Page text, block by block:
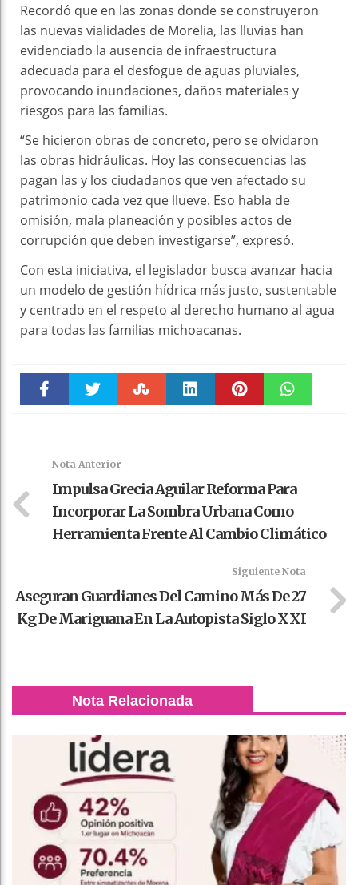
Recordó que en las zonas donde se construyeron
las nuevas vialidades de Morelia, las lluvias han
evidenciado la ausencia de infraestructura
adecuada para el desfogue de aguas pluviales,
provocando inundaciones, daños materiales y
riesgos para las familias.
“Se hicieron obras de concreto, pero se olvidaron
las obras hidráulicas. Hoy las consecuencias las
pagan las y los ciudadanos que ven afectado su
patrimonio cada vez que llueve. Eso habla de
omisión, mala planeación y posibles actos de
corrupción que deben investigarse”, expresó.
Con esta iniciativa, el legislador busca avanzar hacia
un modelo de gestión hídrica más justo, sustentable
y centrado en el respeto al derecho humano al agua
para todas las familias michoacanas.
Nota Anterior
Impulsa Grecia Aguilar Reforma Para
Incorporar La Sombra Urbana Como
Herramienta Frente Al Cambio Climático
Siguiente Nota
Aseguran Guardianes Del Camino Más De 27
Kg De Mariguana En La Autopista Siglo XXI
Nota Relacionada